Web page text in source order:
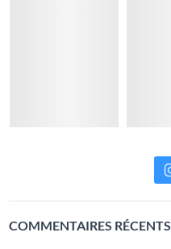
COMMENTAIRES RÉCENTS